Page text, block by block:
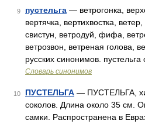
9 пустельга — ветрогонка,
вертячка, вертихвостка,
свистун, ветродуй, фифа,
ветрозвон, ветреная голова,
русских синонимов. пустельга
Словарь синонимов
10 ПУСТЕЛЬГА — ПУСТЕЛЬГА,
соколов. Длина около 35 см.
самки. Распространена в